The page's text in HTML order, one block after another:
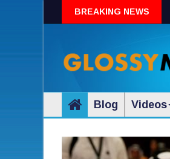
BREAKING NEWS
Blog Videos